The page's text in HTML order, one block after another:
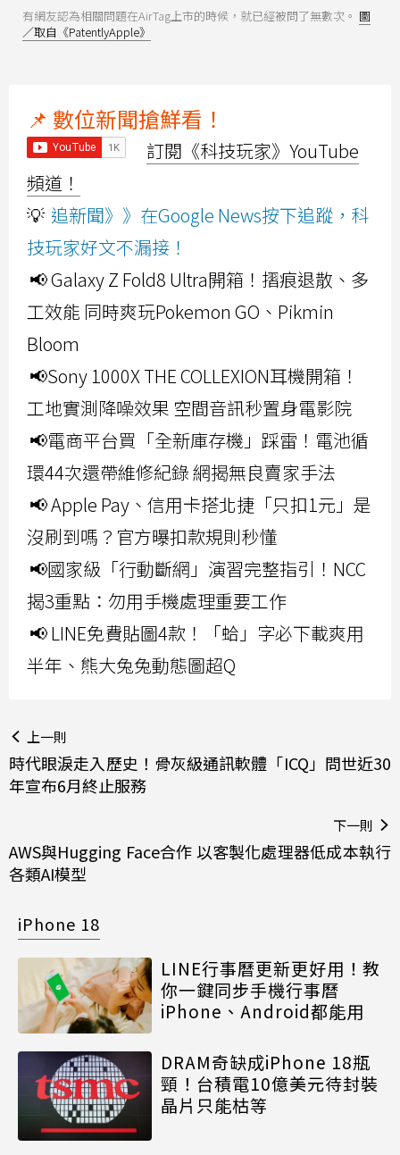
有網友認為相關問題在AirTag上市的時候，就已經被問了無數次。 圖
／取自《PatentlyApple》
📌 數位新聞搶鮮看！
訂閱《科技玩家》YouTube
頻道！
💡 追新聞》》在Google News按下追蹤，科
技玩家好文不漏接！
📢 Galaxy Z Fold8 Ultra開箱！摺痕退散、多
工效能 同時爽玩Pokemon GO、Pikmin
Bloom
📢Sony 1000X THE COLLEXION耳機開箱！
工地實測降噪效果 空間音訊秒置身電影院
📢電商平台買「全新庫存機」踩雷！電池循
環44次還帶維修紀錄 網揭無良賣家手法
📢 Apple Pay、信用卡搭北捷「只扣1元」是
沒刷到嗎？官方曝扣款規則秒懂
📢國家級「行動斷網」演習完整指引！NCC
揭3重點：勿用手機處理重要工作
📢 LINE免費貼圖4款！「蛤」字必下載爽用
半年、熊大兔兔動態圖超Q
上一則
時代眼淚走入歷史！骨灰級通訊軟體「ICQ」問世近30
年宣布6月終止服務
下一則
AWS與Hugging Face合作 以客製化處理器低成本執行
各類AI模型
iPhone 18
LINE行事曆更新更好用！教
你一鍵同步手機行事曆
iPhone、Android都能用
DRAM奇缺成iPhone 18瓶
頸！台積電10億美元待封裝
晶片只能枯等